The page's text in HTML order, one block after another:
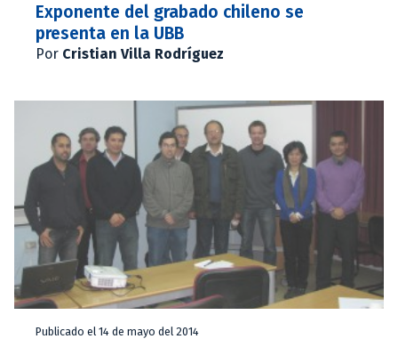
Exponente del grabado chileno se
presenta en la UBB
Por Cristian Villa Rodríguez
Publicado el 14 de mayo del 2014